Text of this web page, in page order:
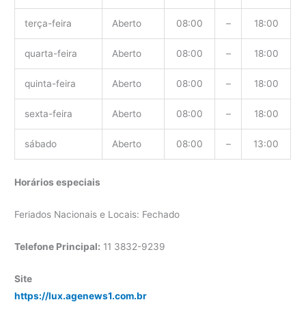
terça-feira Aberto 08:00 – 18:00
quarta-feira Aberto 08:00 – 18:00
quinta-feira Aberto 08:00 – 18:00
sexta-feira Aberto 08:00 – 18:00
sábado Aberto 08:00 – 13:00
Horários especiais
Feriados Nacionais e Locais: Fechado
Telefone Principal: 11 3832-9239
Site
https://lux.agenews1.com.br